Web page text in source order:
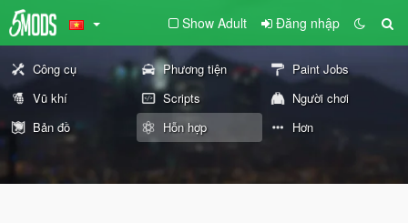
Show Adult Đăng nhập
Công cụ Phương tiện
Paint Jobs
Vũ khí
Scripts
Người chơi
Bản đồ
Hỗn hợp Hơn